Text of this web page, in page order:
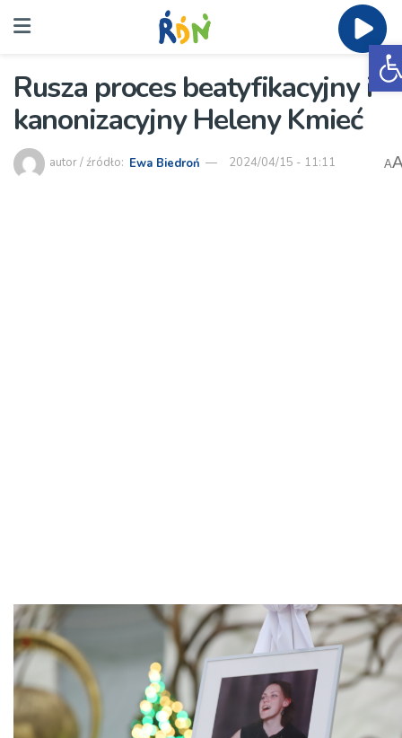
Rusza proces beatyfikacyjny i
kanonizacyjny Heleny Kmieć
autor / źródło: Ewa Biedroń 2024/04/15 - 11:11 A